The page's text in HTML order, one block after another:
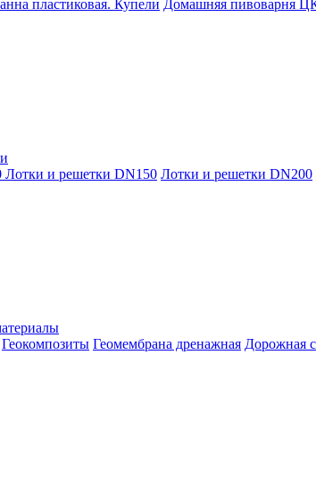
пластиковая. Купели Домашняя пивоварня
Лотки и решетки DN150 Лотки и решетки DN200
Геокомпозиты Геомембрана дренажная Дорожная